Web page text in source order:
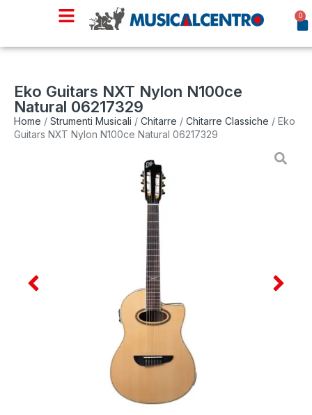
0
Eko Guitars NXT Nylon N100ce
Natural 06217329
Home / Strumenti Musicali / Chitarre / Chitarre Classiche / Eko
Guitars NXT Nylon N100ce Natural 06217329